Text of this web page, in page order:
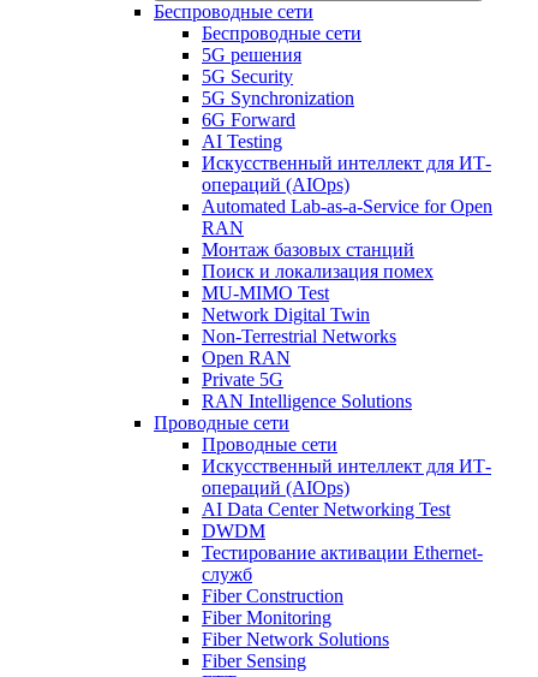
Беспроводные сети
Беспроводные сети
5G решения
5G Security
5G Synchronization
6G Forward
AI Testing
Искусственный интеллект для ИТ-
операций (AIOps)
Automated Lab-as-a-Service for Open
RAN
Монтаж базовых станций
Поиск и локализация помех
MU-MIMO Test
Network Digital Twin
Non-Terrestrial Networks
Open RAN
Private 5G
RAN Intelligence Solutions
Проводные сети
Проводные сети
Искусственный интеллект для ИТ-
операций (AIOps)
AI Data Center Networking Test
DWDM
Тестирование активации Ethernet-
служб
Fiber Construction
Fiber Monitoring
Fiber Network Solutions
Fiber Sensing